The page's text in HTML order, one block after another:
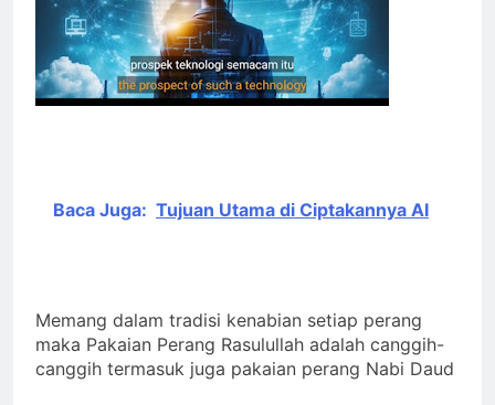
Baca Juga: Tujuan Utama di Ciptakannya AI
Memang dalam tradisi kenabian setiap perang
maka Pakaian Perang Rasulullah adalah canggih-
canggih termasuk juga pakaian perang Nabi Daud